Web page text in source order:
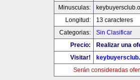
Minusculas:
Longitud:
13 caracteres
Categorias:
Sin Clasificar
Precio:
Realizar una
Visitar!
Serán consideradas